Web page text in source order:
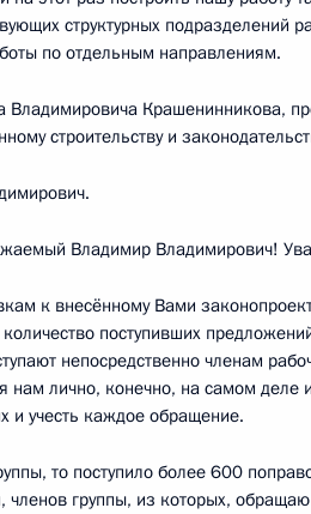
2020 года, 17:50 Москва, Кремль
делах, Росгвардии и
коллегии МВД России
2020 года, 14:45 Москва
2020 года, вторник
структурных подразделений
по отдельным направлениям.
Владимировича Крашенинникова,
строительству и
Владимир Владимирович!
к внесённому Вами
поступивших
непосредственно членам
нам лично, конечно, на самом деле
и учесть каждое обращение.
то поступило более 600
членов группы, из которых,